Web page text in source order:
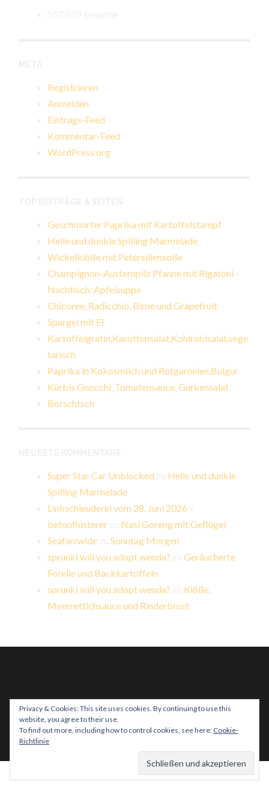
Registrieren
Anmelden
Eintrags-Feed
Kommentar-Feed
WordPress.org
Geschmorter Paprika mit Kartoffelstampf
Helle und dunkle Spilling Marmelade
Wickelklöße mit Petersiliensoße
Champignon-Austernpilz Pfanne mit Rigatoni -
Nachtisch: Apfelsuppe
Chicoree, Radicchio, Birne und Grapefruit
Spargel mit Ei
Kartoffelgratin,Karottensalat,Kohlrabisalat,vege
tarisch
Paprika in Kokosmilch und Rotgarnelen,Bulgur
Kürbis Gnocchi, Tomatensauce, Gurkensalat
Borschtsch
Super Star Car Unblocked
Helle und dunkle
Spilling Marmelade
Linkschleuderei vom 28. Juni 2026 –
betonflüsterer
Nasi Goreng mit Geflügel
Seafarrwide zuSonntag Morgen
sprunki will you adopt wenda? zuGeräucherte
Forelle und Backkartoffeln
sprunki will you adopt wenda?
Klöße,
Meerrettichsauce und Rinderbrust
PROUDLY POWERED BY WORDPRESS |
THEME:
HEMINGWAY REWRITTEN VON
Privacy & Cookies: This site uses cookies. By continuing to use this
website, you agree to their use.
To find out more, including how to control cookies, see here: Cookie-
Richtlinie